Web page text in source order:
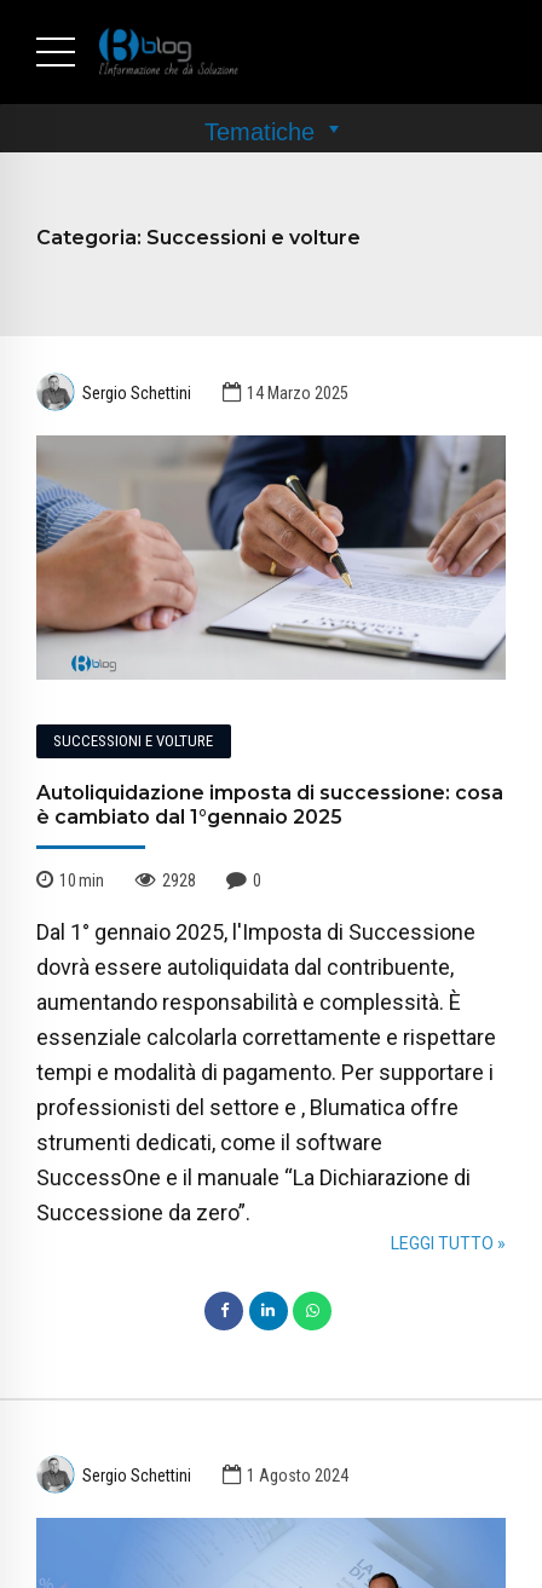
Categoria: Successioni e volture
Sergio Schettini 14 Marzo 2025
SUCCESSIONI E VOLTURE
Autoliquidazione imposta di successione: cosa
è cambiato dal 1°gennaio 2025
10min 2928 0
Dal 1° gennaio 2025, l'Imposta di Successione
dovrà essere autoliquidata dal contribuente,
aumentando responsabilità e complessità. È
essenziale calcolarla correttamente e rispettare
tempi e modalità di pagamento. Per supportare i
professionisti del settore e , Blumatica offre
strumenti dedicati, come il software
SuccessOne e il manuale “La Dichiarazione di
Successione da zero”.
LEGGI TUTTO »
Sergio Schettini 1 Agosto 2024